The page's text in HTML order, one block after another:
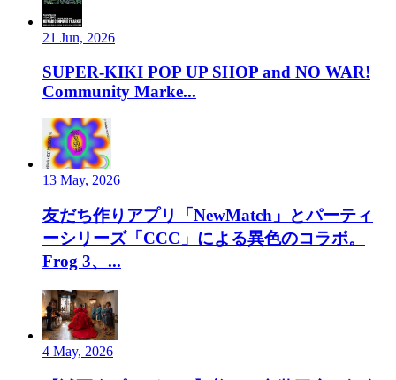
21 Jun, 2026
SUPER-KIKI POP UP SHOP and NO WAR!
Community Marke...
13 May, 2026
友だち作りアプリ「NewMatch」とパーティ
ーシリーズ「CCC」による異色のコラボ。
Frog 3、...
4 May, 2026